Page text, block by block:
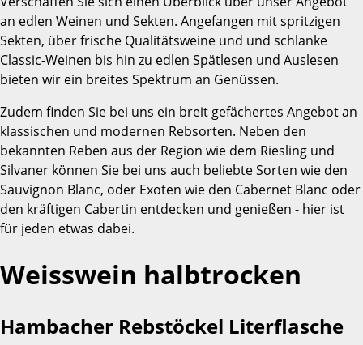
an edlen Weinen und Sekten. Angefangen mit spritzigen
Sekten, über frische Qualitätsweine und und schlanke
Classic-Weinen bis hin zu edlen Spätlesen und Auslesen
bieten wir ein breites Spektrum an Genüssen.
Zudem finden Sie bei uns ein breit gefächertes Angebot an
klassischen und modernen Rebsorten. Neben den
bekannten Reben aus der Region wie dem Riesling und
Silvaner können Sie bei uns auch beliebte Sorten wie den
Sauvignon Blanc, oder Exoten wie den Cabernet Blanc oder
den kräftigen Cabertin entdecken und genießen - hier ist
für jeden etwas dabei.
Weisswein halbtrocken
Hambacher Rebstöckel Literflasche